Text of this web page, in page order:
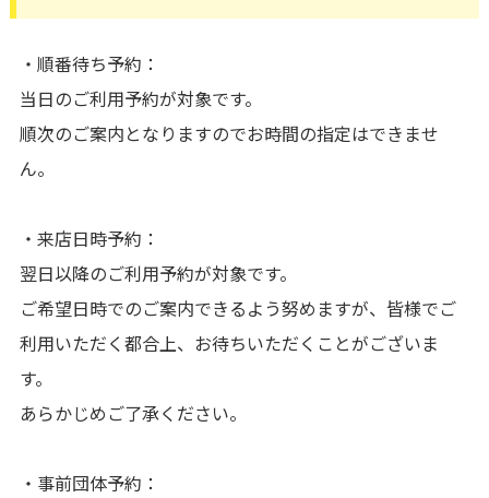
・順番待ち予約：
当日のご利用予約が対象です。
順次のご案内となりますのでお時間の指定はできませ
ん。
・来店日時予約：
翌日以降のご利用予約が対象です。
ご希望日時でのご案内できるよう努めますが、皆様でご
利用いただく都合上、お待ちいただくことがございま
す。
あらかじめご了承ください。
・事前団体予約：